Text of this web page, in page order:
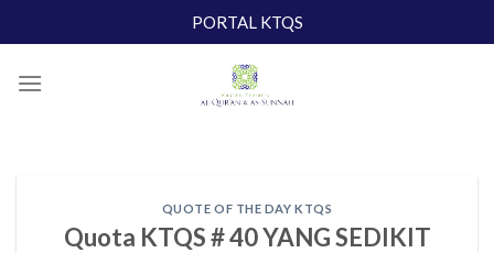
to
PORTAL KTQS
QUOTE OF THE DAY KTQS
Quota KTQS # 40 YANG SEDIKIT